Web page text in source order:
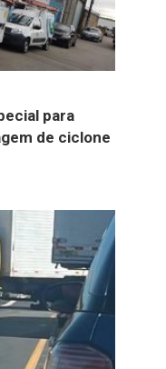
para
de ciclone